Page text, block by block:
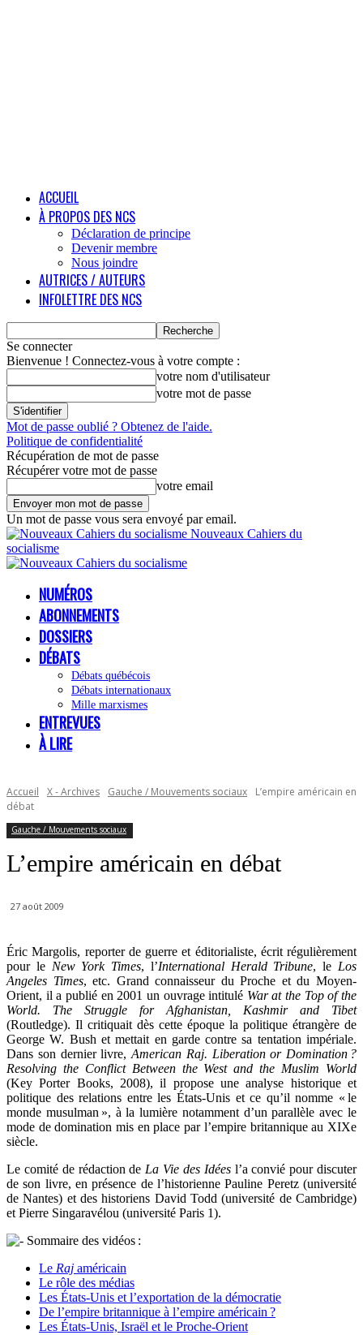
ACCUEIL
À PROPOS DES NCS
Déclaration de principe
Devenir membre
Nous joindre
AUTRICES / AUTEURS
INFOLETTRE DES NCS
Se connecter
Bienvenue ! Connectez-vous à votre compte :
votre nom d'utilisateur
votre mot de passe
Mot de passe oublié ? Obtenez de l'aide.
Politique de confidentialité
Récupération de mot de passe
Récupérer votre mot de passe
votre email
Un mot de passe vous sera envoyé par email.
Nouveaux Cahiers du
socialisme
NUMÉROS
ABONNEMENTS
DOSSIERS
DÉBATS
Débats québécois
Débats internationaux
Mille marxismes
ENTREVUES
À LIRE
Accueil X - Archives Gauche / Mouvements sociaux
L’empire américain en
débat
Gauche / Mouvements sociaux
L’empire américain en débat
27 août 2009
Éric Margolis, reporter de guerre et éditorialiste, écrit régulièrement
pour le New York Times, l’International Herald Tribune, le Los
Angeles Times, etc. Grand connaisseur du Proche et du Moyen-
Orient, il a publié en 2001 un ouvrage intitulé War at the Top of the
World. The Struggle for Afghanistan, Kashmir and Tibet
(Routledge). Il critiquait dès cette époque la politique étrangère de
George W. Bush et mettait en garde contre sa tentation impériale.
Dans son dernier livre, American Raj. Liberation or Domination ?
Resolving the Conflict Between the West and the Muslim World
(Key Porter Books, 2008), il propose une analyse historique et
politique des relations entre les États-Unis et ce qu’il nomme « le
monde musulman », à la lumière notamment d’un parallèle avec le
mode de domination mis en place par l’empire britannique au XIXe
siècle.
Le comité de rédaction de La Vie des Idéesl’a convié pour discuter
de son livre, en présence de l’historienne Pauline Peretz (université
de Nantes) et des historiens David Todd (université de Cambridge)
et Pierre Singaravélou (université Paris 1).
Sommaire des vidéos :
Le Raj américain
Le rôle des médias
Les États-Unis et l’exportation de la démocratie
De l’empire britannique à l’empire américain ?
Les États-Unis, Israël et le Proche-Orient